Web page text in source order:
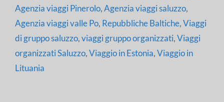
Agenzia viaggi Pinerolo,Agenzia viaggi saluzzo,
Agenzia viaggi valle Po, Repubbliche Baltiche,Viaggi
di gruppo saluzzo,viaggi gruppo organizzati,Viaggi
organizzati Saluzzo,Viaggio in Estonia,Viaggio in
Lituania